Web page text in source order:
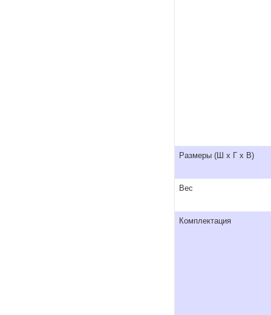
Размеры (Ш x Г x В)
Вес
Комплектация